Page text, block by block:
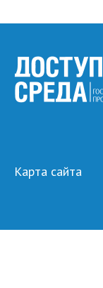
Карта сайта